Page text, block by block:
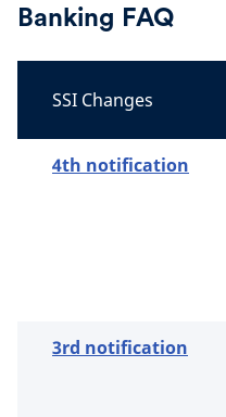
Banking FAQ
SSI Changes
4th notification
3rd notification